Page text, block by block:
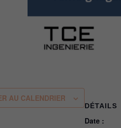
AU CALENDRIER
DÉTAILS
Date :